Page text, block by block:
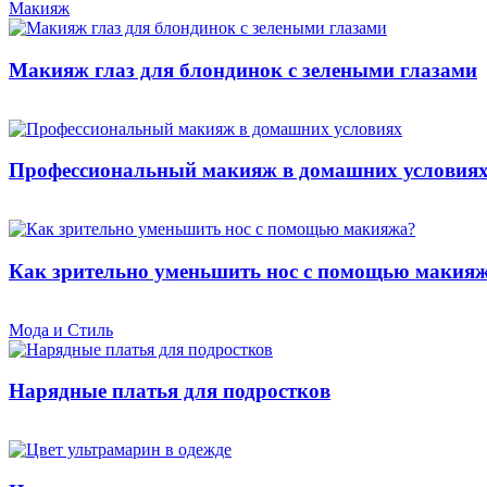
Макияж
Макияж глаз для блондинок с зелеными глазами
Профессиональный макияж в домашних
Как зрительно уменьшить нос с помощью
Мода и Стиль
Нарядные платья для подростков